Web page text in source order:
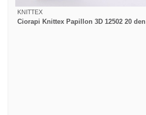
KNITTEX
Ciorapi Knittex Papillon 3D 12502 20 den